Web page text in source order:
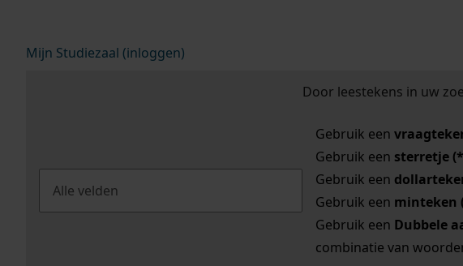
Mijn Studiezaal (inloggen)
Door leestekens in uw
Gebruik een
Gebruik een sterretje
Gebruik een
Gebruik een minteken
Gebruik een Dubbele
combinatie van